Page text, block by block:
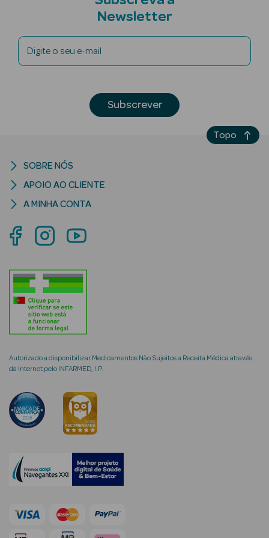
Eau de Parfum
Eau de Toilette
Colónia
Ver Tudo
Coffrets
Coffrets de
Mulher
Coffrets de
Homem
Newsletter
Digite o seu e-mail
Subscrever
Autorizado a disponibilizar Medicamentos Não Sujeitos a Receita Médica através
da Internet pelo INFARMED, I.P.
SOBRE NÓS
APOIO AO CLIENTE
A MINHA CONTA
Topo